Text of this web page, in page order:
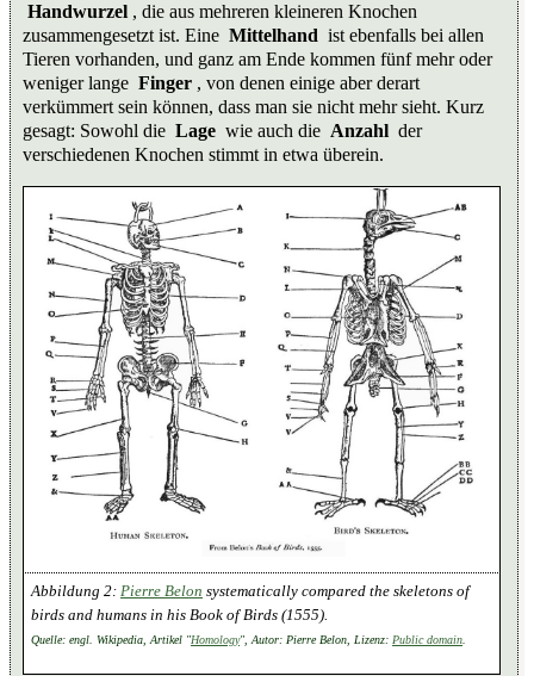
Handwurzel , die aus mehreren kleineren Knochen
zusammengesetzt ist. Eine Mittelhand ist ebenfalls bei allen
Tieren vorhanden, und ganz am Ende kommen fünf mehr oder
weniger lange Finger , von denen einige aber derart
verkümmert sein können, dass man sie nicht mehr sieht. Kurz
gesagt: Sowohl die Lage wie auch die Anzahl der
verschiedenen Knochen stimmt in etwa überein.
Pierre Belon systematically compared the skeletons of
birds and humans in his Book of Birds (1555).
Quelle: engl. Wikipedia, Artikel "Homology", Autor: Pierre Belon, Lizenz: Public domain.